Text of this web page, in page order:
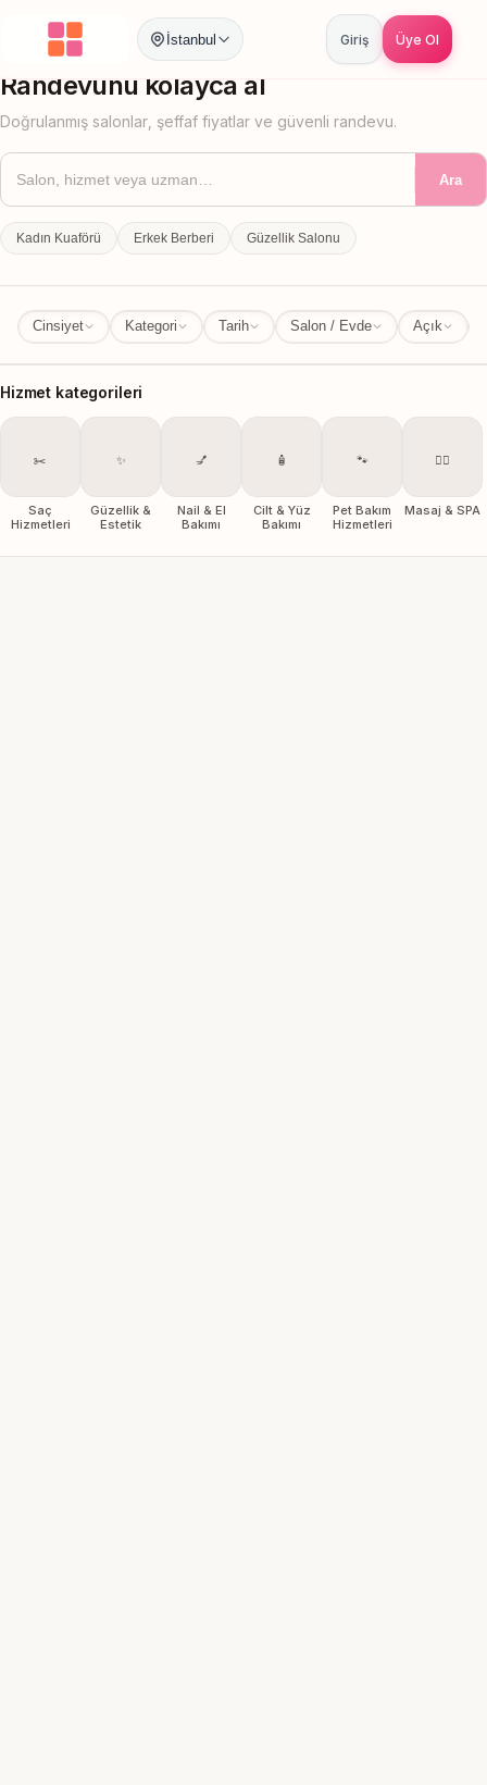
İstanbul Giriş Üye Ol
İstanbul
Randevunu kolayca al
Doğrulanmış salonlar, şeffaf fiyatlar ve güvenli randevu.
Ara
Kadın Kuaförü Erkek Berberi Güzellik Salonu
Cinsiyet Kategori Tarih Salon / Evde Açık
Hizmet kategorileri
✂️
Saç
Hizmetleri
✨
Güzellik &
Estetik
💅
Nail & El
Bakımı
🧴
Cilt & Yüz
Bakımı
🐾
Pet Bakım
Hizmetleri
💆‍♀️
Masaj & SPA